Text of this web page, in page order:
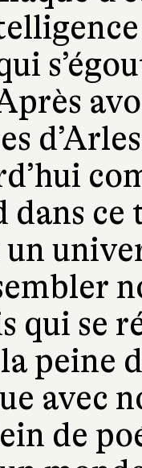
dans
qui se
peine
avec
de